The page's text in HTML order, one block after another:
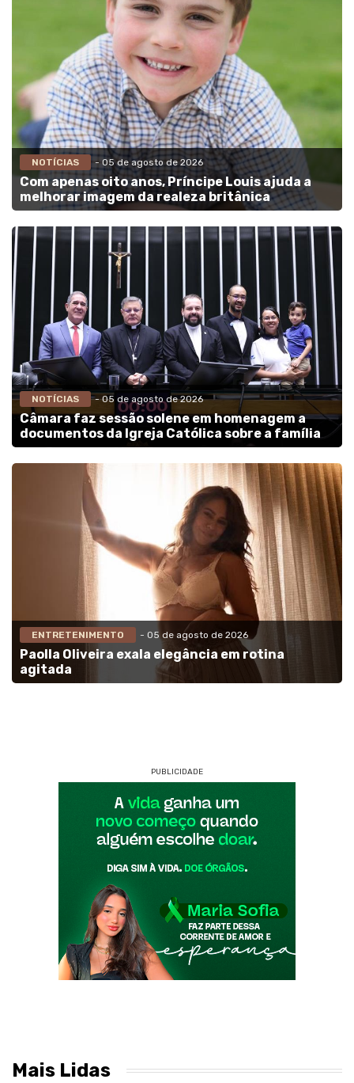
NOTÍCIAS - 05 de agosto de 2026
Com apenas oito anos, Príncipe Louis ajuda a
melhorar imagem da realeza britânica
NOTÍCIAS - 05 de agosto de 2026
Câmara faz sessão solene em homenagem a
documentos da Igreja Católica sobre a família
ENTRETENIMENTO - 05 de agosto de 2026
Paolla Oliveira exala elegância em rotina
agitada
PUBLICIDADE
Mais Lidas